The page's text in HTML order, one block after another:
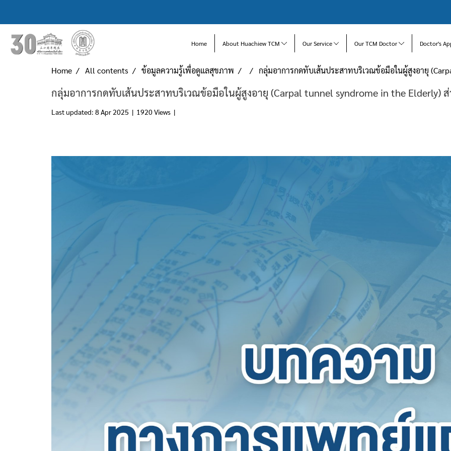
Home About Huachiew TCM Our Service Our TCM Doctor Doctor's
Home All contents ข้อมูลความรู้เพื่อดูแลสุขภาพ กลุ่มอาการกดทับเส้นประสาทบริเวณข้อมือในผู้สูงอายุ
กลุ่มอาการกดทับเส้นประสาทบริเวณข้อมือในผู้สูงอายุ (Carpal tunnel syndrome in the Elderly)
Last updated: 8 Apr 2025 | 1920 Views |